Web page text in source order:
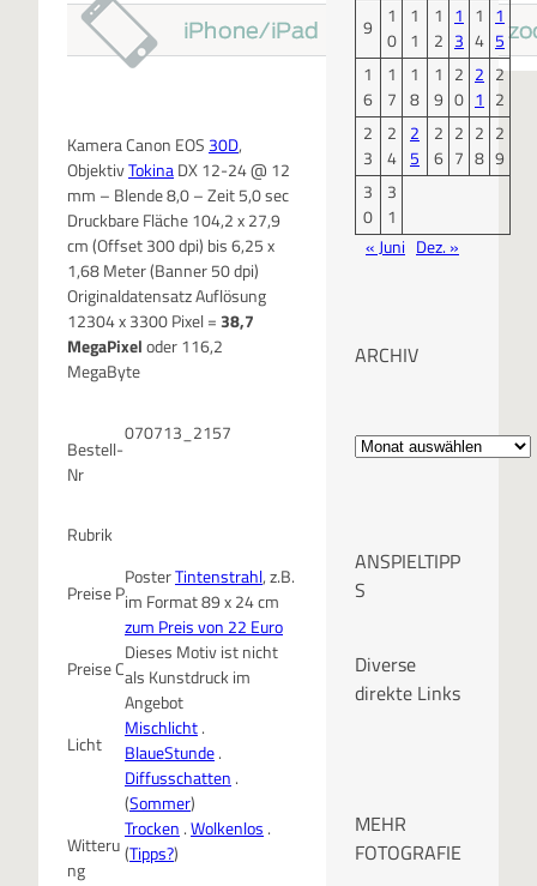
Kamera Canon EOS 30D,
ObjektivTokinaDX 12-24 @ 12
mm – Blende 8,0 – Zeit 5,0 sec
Druckbare Fläche 104,2 x 27,9
cm (Offset 300 dpi) bis 6,25 x
1,68 Meter (Banner 50 dpi)
Originaldatensatz Auflösung
12304 x 3300 Pixel =38,7
MegaPixeloder 116,2
MegaByte
Bestell-
Nr
070713_2157
Rubrik
Preise P
PosterTintenstrahl, z.B.
im Format 89 x 24 cm
zum Preis von 22 Euro
Preise C
Dieses Motiv ist nicht
als Kunstdruck im
Angebot
Licht
Mischlicht.
BlaueStunde.
Diffusschatten .
(Sommer)
Witteru
ng
Trocken .Wolkenlos .
(Tipps?)
9
1
0
1
1
1
2
1
3
1
4
1
5
1
6
1
7
1
8
1
9
2
0
2
1
2
2
2
3
2
4
2
5
2
6
2
7
2
8
2
9
3
0
3
1
« Juni Dez. »
ARCHIV
A
h
v
ANSPIELTIPP
S
Diverse
direkte Links
MEHR
FOTOGRAFIE